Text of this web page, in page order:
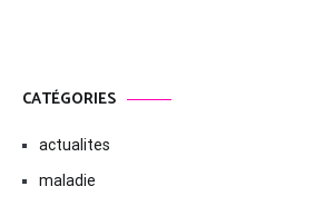
CATÉGORIES
actualites
maladie